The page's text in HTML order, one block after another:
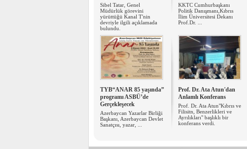
Sibel Tatar, Genel
Müdürlük görevini
yürüttüğü Kanal T'nin
devriyle ilgili açıklamada
bulundu.
KKTC Cumhurbaşkanı
Politik Danışmanı,Kıbrıs
İlim Üniversitesi Dekanı
Prof.Dr. ...
TYB“ANAR 85 yaşında”
programı ASBÜ’de
Gerçekleşecek
Azerbaycan Yazarlar Birliği
Başkanı, Azerbaycan Devlet
Sanatçısı, yazar, ...
Prof. Dr. Ata Atun'dan
Anlamlı Konferans
Prof. Dr. Ata Atun"Kıbrıs ve
Filisitn, Benzerlikleri ve
Ayrılıkları" başlıklı bir
konferans verdi.